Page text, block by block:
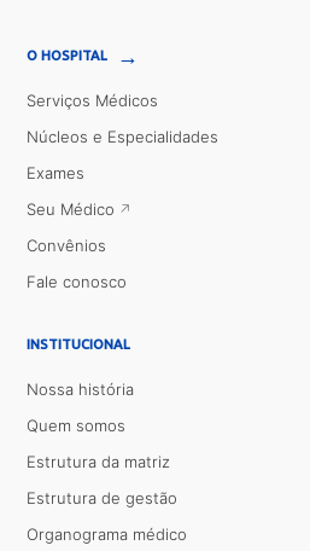
O HOSPITAL →
Serviços Médicos
Núcleos e Especialidades
Exames
Seu Médico
Convênios
Fale conosco
INSTITUCIONAL
Nossa história
Quem somos
Estrutura da matriz
Estrutura de gestão
Organograma médico